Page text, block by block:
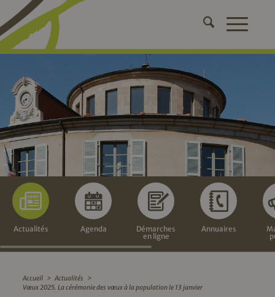
Actualités Agenda
Démarches
en ligne
Annuaires
Accueil > Actualités
>
Vœux 2025. La cérémonie des vœux à la population le 13 janvier